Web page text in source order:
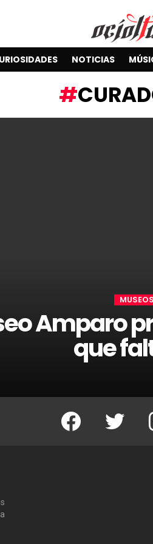
NOTICIAS
MUSEOS
Amparo
que
Facebook Twitter